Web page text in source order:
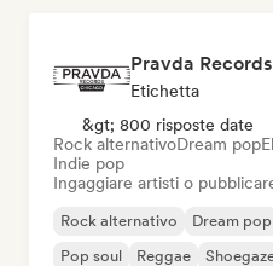
Pravda Records
Etichetta
&gt; 800 risposte date
Rock alternativoDream pop
Indie pop
Ingaggiare artisti o
Rock alternativo Dream pop
Pop soul
Reggae